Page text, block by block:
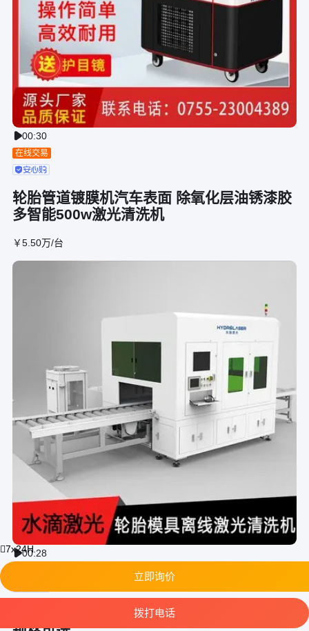
00:30
在线交易
轮胎管道镀膜机汽车表面 除氧化层油锈漆胶
多智能500w激光清洗机
￥5 .50万/台
00:28
水滴 激光除锈设备 自动生成清洗路径 多种
7x24H
立即询价
拨打电话